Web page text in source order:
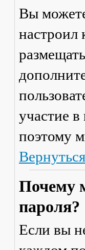
Вы
настроил
участие в
поэтому
Почему
пароля?
Если вы